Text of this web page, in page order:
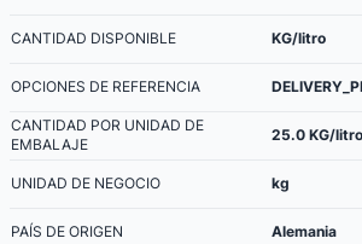
CANTIDAD DISPONIBLE KG/litro
OPCIONES DE REFERENCIA
CANTIDAD POR UNIDAD DE
EMBALAJE
25.0 KG/litro
UNIDAD DE NEGOCIO kg
PAÍS DE ORIGEN Alemania